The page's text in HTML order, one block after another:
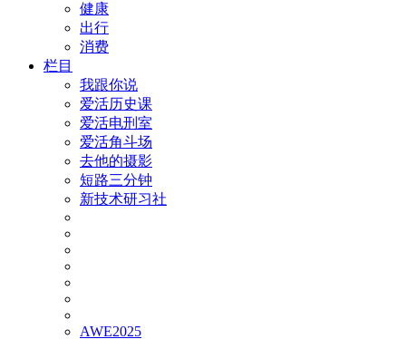
健康
出行
消费
栏目
我跟你说
爱活历史课
爱活电刑室
爱活角斗场
去他的摄影
短路三分钟
新技术研习社
AWE2025